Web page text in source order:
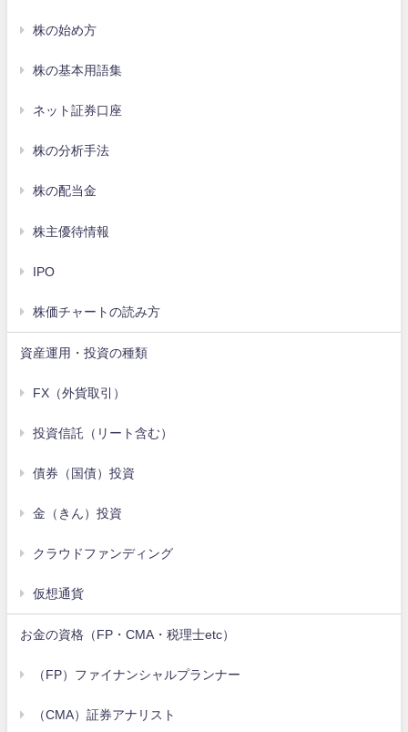
株の始め方
株の基本用語集
ネット証券口座
株の分析手法
株の配当金
株主優待情報
IPO
株価チャートの読み方
資産運用・投資の種類
FX（外貨取引）
投資信託（リート含む）
債券（国債）投資
金（きん）投資
クラウドファンディング
仮想通貨
お金の資格（FP・CMA・税理士etc）
（FP）ファイナンシャルプランナー
（CMA）証券アナリスト